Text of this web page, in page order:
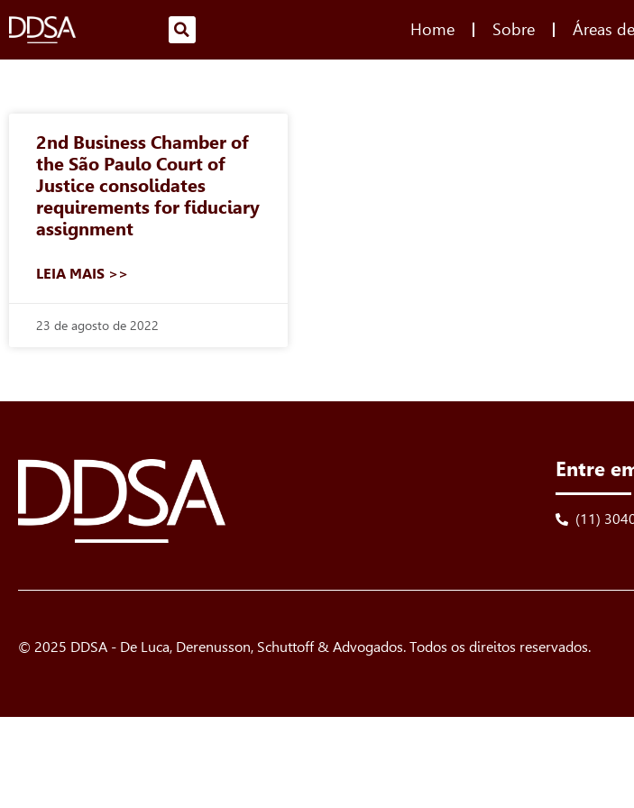
Home Sobre Áreas
2nd Business Chamber of
the São Paulo Court of
Justice consolidates
requirements for fiduciary
assignment
LEIA MAIS >>
23 de agosto de 2022
Entre
(11)
© 2025 DDSA - De Luca, Derenusson, Schuttoff & Advogados. Todos os direitos reservados.